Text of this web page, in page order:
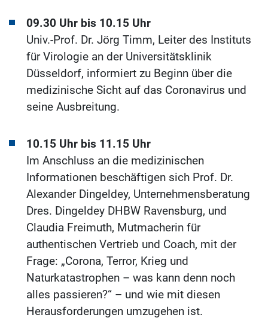
09.30 Uhr bis 10.15 Uhr
Univ.-Prof. Dr. Jörg Timm, Leiter des Instituts
für Virologie an der Universitätsklinik
Düsseldorf, informiert zu Beginn über die
medizinische Sicht auf das Coronavirus und
seine Ausbreitung.
10.15 Uhr bis 11.15 Uhr
Im Anschluss an die medizinischen
Informationen beschäftigen sich Prof. Dr.
Alexander Dingeldey, Unternehmensberatung
Dres. Dingeldey DHBW Ravensburg, und
Claudia Freimuth, Mutmacherin für
authentischen Vertrieb und Coach, mit der
Frage: „Corona, Terror, Krieg und
Naturkatastrophen – was kann denn noch
alles passieren?“ – und wie mit diesen
Herausforderungen umzugehen ist.